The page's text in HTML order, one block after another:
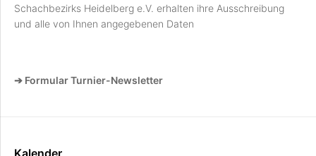
Schachbezirks Heidelberg e.V. erhalten ihre Ausschreibung
und alle von Ihnen angegebenen Daten
➔ Formular Turnier-Newsletter
Kalender